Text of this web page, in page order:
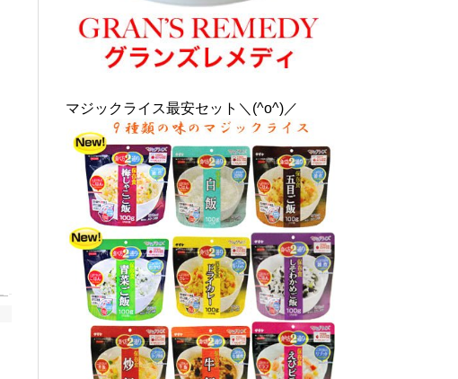
マジックライス最安セット＼(^o^)／